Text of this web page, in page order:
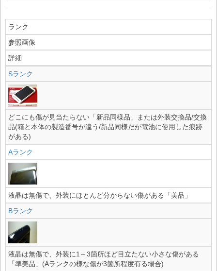
ランク
参照画像
詳細
Sランク
どこにも傷が見当たらない「新品同様品」または外装交換品/交換
品(箱と本体の製造番号が違う/新品同様だが電池に使用した痕跡
がある)
Aランク
液晶は無傷で、外装にほとんど分からない傷がある「美品」
Bランク
液晶は無傷で、外装に1～3箇所ほど目立たない小さな傷がある
「準美品」(Aランクの様な傷が3箇所程度有る場合)